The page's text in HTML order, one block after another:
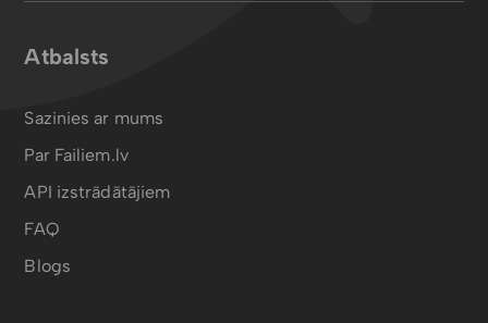
Atbalsts
Sazinies ar mums
Par Failiem.lv
API izstrādātājiem
FAQ
Blogs